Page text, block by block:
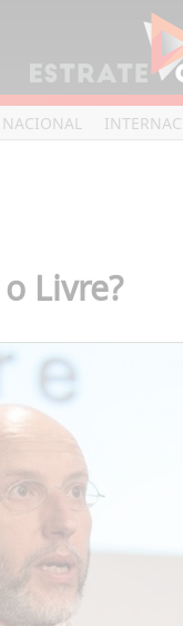
NACIONAL
Livre?